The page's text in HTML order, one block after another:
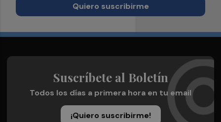
Quiero suscribirme
Suscríbete al Boletín
Todos los días a primera hora en tu email
¡Quiero suscribirme!